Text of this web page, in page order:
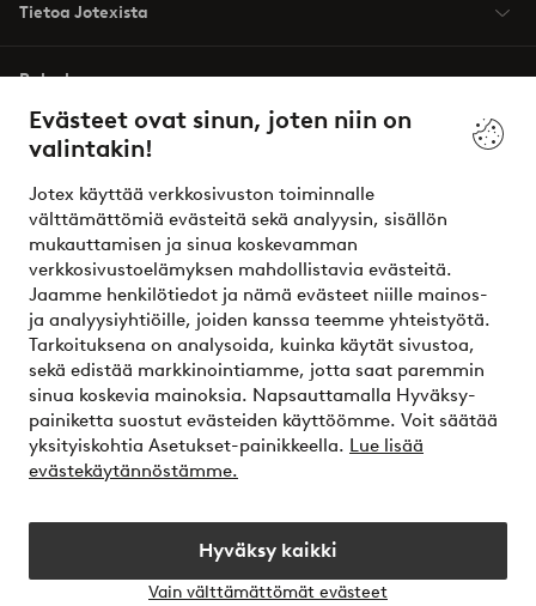
Evästeet ovat sinun, joten niin on
valintakin!
Jotex käyttää verkkosivuston toiminnalle
välttämättömiä evästeitä sekä analyysin, sisällön
mukauttamisen ja sinua koskevamman
verkkosivustoelämyksen mahdollistavia evästeitä.
Jaamme henkilötiedot ja nämä evästeet niille mainos-
ja analyysiyhtiöille, joiden kanssa teemme yhteistyötä.
Tarkoituksena on analysoida, kuinka käytät sivustoa,
sekä edistää markkinointiamme, jotta saat paremmin
sinua koskevia mainoksia. Napsauttamalla Hyväksy-
painiketta suostut evästeiden käyttöömme. Voit säätää
yksityiskohtia Asetukset-painikkeella. Lue lisää
evästekäytännöstämme.
Hyväksy kaikki
Vain välttämättömät evästeet
Tietoa Jotexista
Palvelumme
Ehdot
Ystävät
Turvalliset maksut – maksa nyt tai erissä
Haluatko tietää lisää maksuvaihtoehdoistamme?
elpy